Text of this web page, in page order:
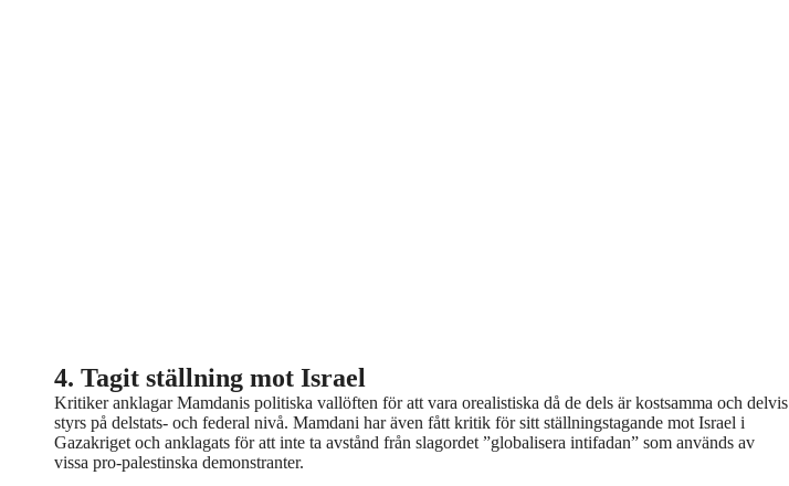
4. Tagit ställning mot Israel
Kritiker anklagar Mamdanis politiska vallöften för att vara orealistiska då de dels är kostsamma och delvis
styrs på delstats- och federal nivå. Mamdani har även fått kritik för sitt ställningstagande mot Israel i
Gazakriget och anklagats för att inte ta avstånd från slagordet ”globalisera intifadan” som används av
vissa pro-palestinska demonstranter.